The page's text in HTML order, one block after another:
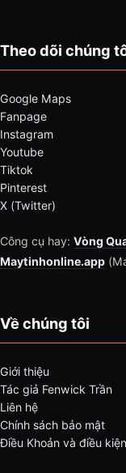
Theo dõi chúng
Google Maps
Fanpage
Instagram
Youtube
Tiktok
Pinterest
X (Twitter)
Công cụ hay: Vòng
Maytinhonline.app
Về chúng tôi
Giới thiệu
Tác giả Fenwick Trần
Liên hệ
Chính sách bảo mật
Điều Khoản và điều kiện